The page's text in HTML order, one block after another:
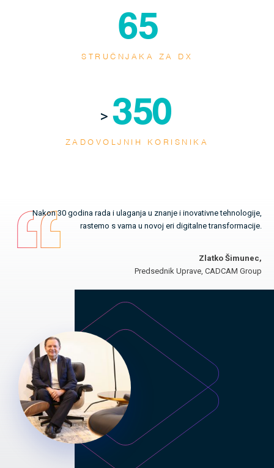
65
STRUČNJAKA ZA DX
> 350
ZADOVOLJNIH KORISNIKA
Nakon 30 godina rada i ulaganja u znanje i inovativne tehnologije,
rastemo s vama u novoj eri digitalne transformacije.
Zlatko Šimunec,
Predsednik Uprave, CADCAM Group